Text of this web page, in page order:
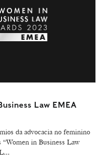
Law EMEA
da advocacia no feminino
in Business Law